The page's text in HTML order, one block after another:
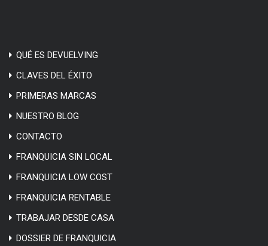
QUÉ ES DEVUELVING
CLAVES DEL ÉXITO
PRIMERAS MARCAS
NUESTRO BLOG
CONTACTO
FRANQUICIA SIN LOCAL
FRANQUICIA LOW COST
FRANQUICIA RENTABLE
TRABAJAR DESDE CASA
DOSSIER DE FRANQUICIA